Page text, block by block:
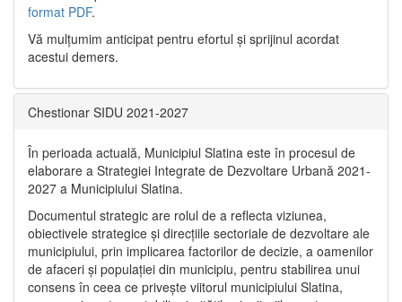
format PDF.
Vă mulţumim anticipat pentru efortul şi sprijinul acordat
acestui demers.
Chestionar SIDU 2021-2027
În perioada actuală, Municipiul Slatina este în procesul de
elaborare a Strategiei Integrate de Dezvoltare Urbană 2021‐
2027 a Municipiului Slatina.
Documentul strategic are rolul de a reflecta viziunea,
obiectivele strategice și direcțiile sectoriale de dezvoltare ale
municipiului, prin implicarea factorilor de decizie, a oamenilor
de afaceri și populației din municipiu, pentru stabilirea unui
consens în ceea ce privește viitorul municipiului Slatina,